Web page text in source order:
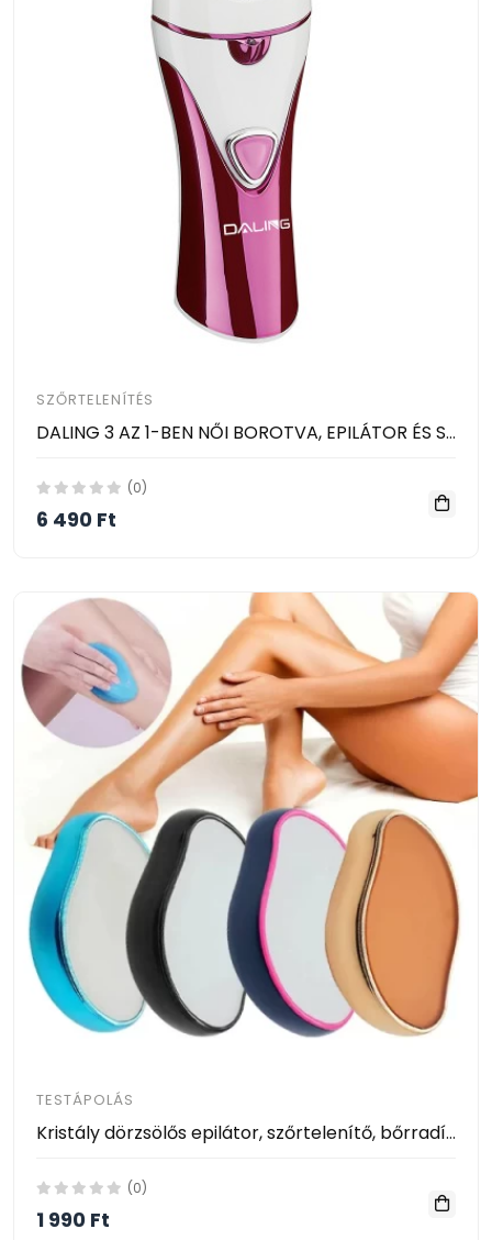
SZŐRTELENÍTÉS
DALING 3 AZ 1-BEN NŐI BOROTVA, EPILÁTOR ÉS SAROKRESZELŐ
(0)
6 490 Ft
TESTÁPOLÁS
Kristály dörzsölős epilátor, szőrtelenítő, bőrradírozó
(0)
1 990 Ft